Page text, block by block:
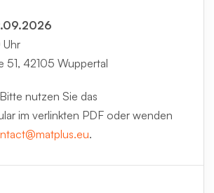
51, 42105 Wuppertal
Bitte nutzen Sie das
im verlinkten PDF oder wenden
.